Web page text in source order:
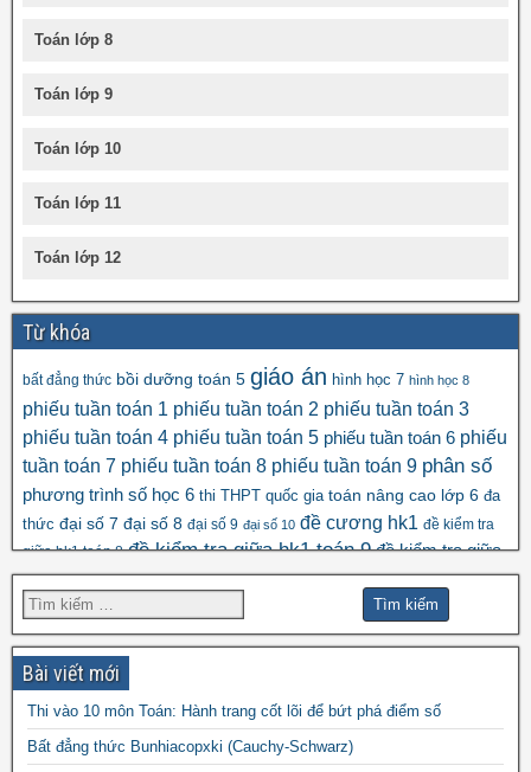
Toán lớp 8
Toán lớp 9
Toán lớp 10
Toán lớp 11
Toán lớp 12
Từ khóa
bất đẳng thức bồi dưỡng toán 5 giáo án hình học 7 hình học 8
phiếu tuần toán 1 phiếu tuần toán 2 phiếu tuần toán 3
phiếu tuần toán 4 phiếu tuần toán 5 phiếu tuần toán 6 phiếu
tuần toán 7 phiếu tuần toán 8 phiếu tuần toán 9 phân số
phương trình số học 6 thi THPT quốc gia toán nâng cao lớp 6 đa
thức đại số 7 đại số 8 đại số 9 đại số 10 đề cương hk1 đề kiểm tra
giữa hk1 toán 8 đề kiểm tra giữa hk1 toán 9 đề kiểm tra giữa
hk2 toán 9 đề kscl đề thi hk1 toán 6
đề thi hk1 toán 8 đề thi hk1 toán 9 đề thi hk2 toán
9 đề thi hsg toán 6
đề thi
hsg toán 8đề thi hsg toán 9 đề thi olympic
toán đề thi thử vào 10 đề thi toán chuyên
Bài viết mới
Thi vào 10 môn Toán: Hành trang cốt lõi để bứt phá điểm số
Bất đẳng thức Bunhiacopxki (Cauchy-Schwarz)